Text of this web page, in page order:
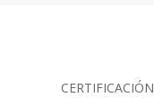
CERTIFICACIÓN